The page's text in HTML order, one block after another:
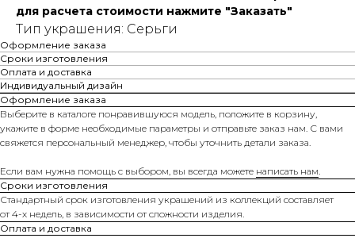
для расчета стоимости нажмите "Заказать"
Тип украшения: Серьги
Оформление заказа
Сроки изготовления
Оплата и доставка
Индивидуальный дизайн
Оформление заказа
Выберите в каталоге понравившуюся модель, положите в корзину,
укажите в форме необходимые параметры и отправьте заказ нам. С вами
свяжется персональный менеджер, чтобы уточнить детали заказа.
Если вам нужна помощь с выбором, вы всегда можете написать нам
Сроки изготовления
Стандартный срок изготовления украшений из коллекций составляет
от 4-х недель, в зависимости от сложности изделия.
Оплата и доставка